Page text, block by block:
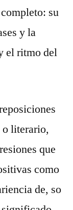
su
y la
el ritmo del
o literario,
que
como
de, so